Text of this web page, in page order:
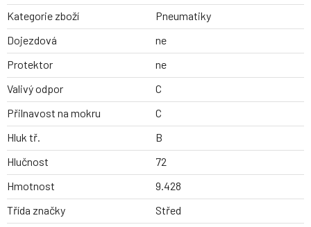
Kategorie zboží
Pneumatiky
Dojezdová
ne
Protektor
ne
Valivý odpor
C
Přilnavost na mokru
C
Hluk tř.
B
Hlučnost
72
Hmotnost
9.428
Třída značky
Střed